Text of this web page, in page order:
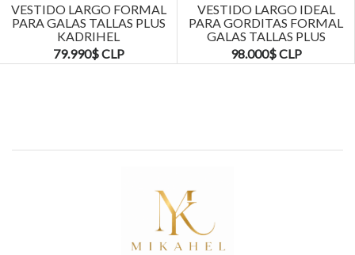
VESTIDO LARGO FORMAL
PARA GALAS TALLAS PLUS
KADRIHEL
79.990$ CLP
VESTIDO LARGO IDEAL
PARA GORDITAS FORMAL
GALAS TALLAS PLUS
KADRIHEL
98.000$ CLP